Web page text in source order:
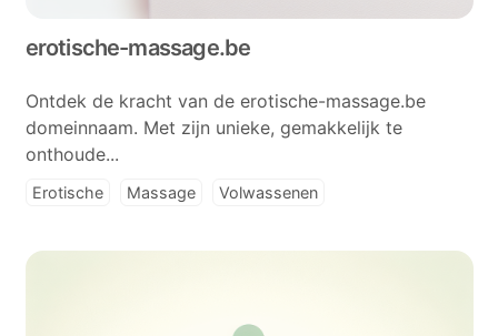
erotische-massage.be
Ontdek de kracht van de erotische-massage.be
domeinnaam. Met zijn unieke, gemakkelijk te
onthoude...
Erotische Massage Volwassenen